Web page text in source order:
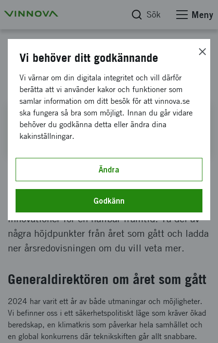
Sök Meny
Vinnovas årsredovisning 2024
Vinnovas årsredovisning 2024
Gå direkt till rapporten
Under 2024 har vi satsat på att identifiera
strategiska teknikområden, stärkt
internationella samarbeten och främjat
innovationer för en hållbar framtid. Ta del av
några höjdpunkter från året som gått och ladda
ner årsredovisningen om du vill veta mer.
Generaldirektören om året som gått
2024 har varit ett år av både utmaningar och möjligheter.
Vi befinner oss i ett säkerhetspolitiskt läge som kräver ökad
beredskap, en klimatkris som påverkar hela samhället och
en global konkurrens där teknikskiften går allt snabbare.
Vi behöver ditt godkännande
Vi värnar om din digitala integritet och vill därför
berätta att vi använder kakor och funktioner som
samlar information om ditt besök för att vinnova.se
ska fungera så bra som möjligt. Innan du går vidare
behöver du godkänna detta eller ändra dina
kakinställningar.
Ändra
Godkänn